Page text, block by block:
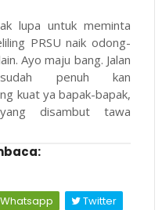
lupa untuk meminta
PRSU naik odong-
Ayo maju bang. Jalan
penuh kan
kuat ya bapak-bapak,
disambut tawa
Whatsapp
Twitter